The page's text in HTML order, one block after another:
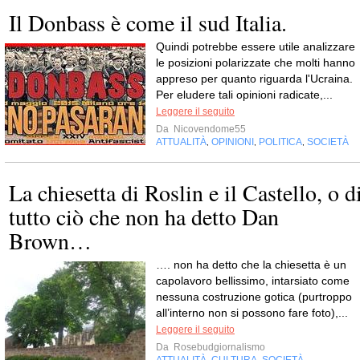
Il Donbass è come il sud Italia.
Quindi potrebbe essere utile analizzare
le posizioni polarizzate che molti hanno
appreso per quanto riguarda l'Ucraina.
Per eludere tali opinioni radicate,...
Leggere il seguito
Da Nicovendome55
ATTUALITÀ OPINIONI POLITICA SOCIETÀ
La chiesetta di Roslin e il Castello, o
tutto ciò che non ha detto Dan
Brown…
…. non ha detto che la chiesetta è un
capolavoro bellissimo, intarsiato come
nessuna costruzione gotica (purtroppo
all’interno non si possono fare foto),...
Leggere il seguito
Da Rosebudgiornalismo